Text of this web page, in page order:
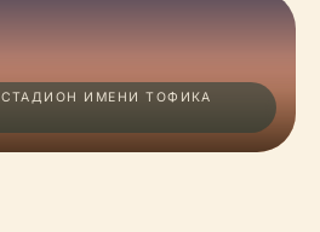
ИМЕНИ ТОФИКА